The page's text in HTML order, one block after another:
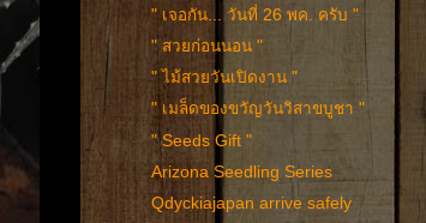
" เจอกัน... วันที่ 26 พค. ครับ "
" สวยก่อนนอน "
" ไม้สวยวันเปิดงาน "
" เมล็ดของขวัญวันวิสาขบูชา "
" Seeds Gift "
Arizona Seedling Series
Qdyckiajapan arrive safely